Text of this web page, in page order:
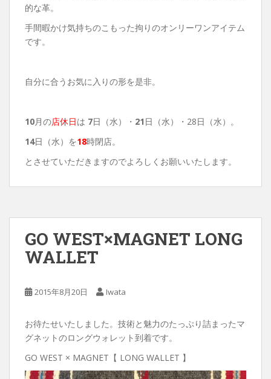
的な革。
手間暇かけ気持ちのこもった拘りのオンリーワンアイテム
です。
自分に合うお気に入りの形を是非。
10月の店休日は 7日（水）・ 21 日（水）・28日（水）。
14日（水）を18時閉店。
とさせていただきますのでよろしくお願いいたします。
GO WEST×MAGNET LONG
WALLET
2015年8月20日 Iwata
お待たせいたしました。技術と魅力のたっぷり詰まったマ
グネットのロングウォレット到着です。
GO WEST × MAGNET【 LONG WALLET 】